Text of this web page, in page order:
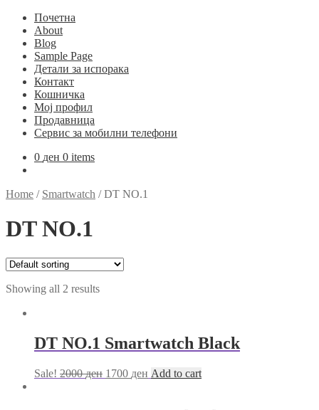
Почетна
About
Blog
Sample Page
Детали за испорака
Контакт
Кошничка
Мој профил
Продавница
Сервис за мобилни телефони
0 ден 0 items
Home / Smartwatch /DT NO.1
DT NO.1
Showing all 2 results
DT NO.1 Smartwatch Black
Sale! 2000ден 1700 ден Add to cart